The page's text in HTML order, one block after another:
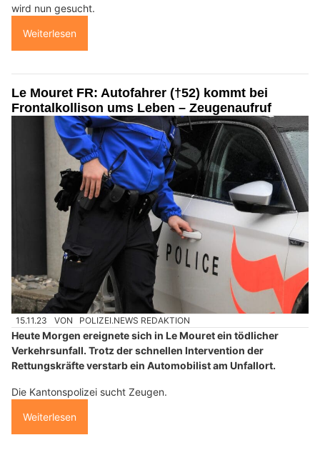
wird nun gesucht.
Weiterlesen
Le Mouret FR: Autofahrer (†52) kommt bei
Frontalkollison ums Leben – Zeugenaufruf
15.11.23 VON POLIZEI.NEWS REDAKTION
Heute Morgen ereignete sich in Le Mouret ein tödlicher
Verkehrsunfall. Trotz der schnellen Intervention der
Rettungskräfte verstarb ein Automobilist am Unfallort.
Die Kantonspolizei sucht Zeugen.
Weiterlesen